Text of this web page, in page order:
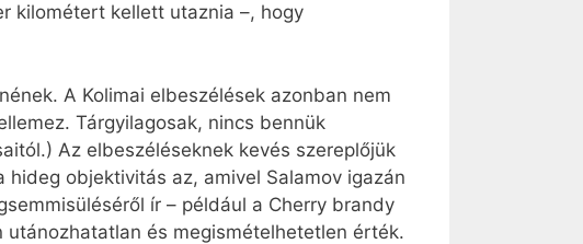
kilométert kellett utaznia –, hogy
A Kolimai elbeszélések azonban nem
Tárgyilagosak, nincs bennük
Az elbeszéléseknek kevés szereplőjük
objektivitás az, amivel Salamov igazán
ír – például a Cherry brandy
és megismételhetetlen érték.